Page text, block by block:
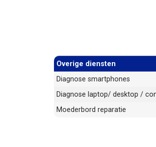
Overige diensten
Diagnose smartphones
Diagnose laptop/ desktop /
Moederbord reparatie